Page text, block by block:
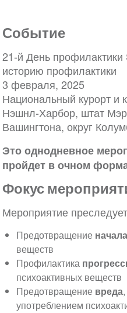
Событие
21-й День
историю профилактики
3 февраля, 2025
Национальный курорт и
Нэшнл-Харбор, штат
Вашингтона, округ
Это однодневное
пройдет в очном
Фокус
Мероприятие
Предотвращение начала
веществ
Профилактика
психоактивных веществ
Предотвращение вреда
употреблением